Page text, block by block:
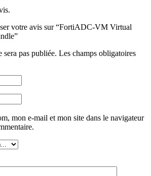
votre avis sur “FortiADC-VM Virtual
sera pas publiée. Les champs obligatoires
mon e-mail et mon site dans le navigateur